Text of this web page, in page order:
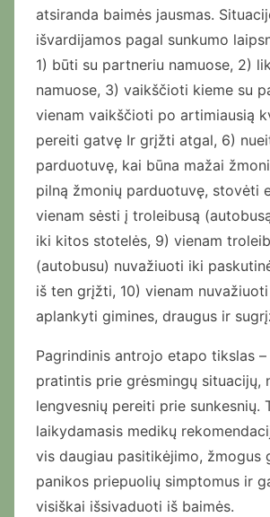
atsiranda baimės jausmas.
išvardijamos pagal sunkumo
1) būti su partneriu namuose, 2)
namuose, 3) vaikščioti kieme su
vienam vaikščioti po artimiausią
pereiti gatvę Ir grįžti atgal, 6)
parduotuvę, kai būna mažai
pilną žmonių parduotuvę, stovėti
vienam sėsti į troleibusą
iki kitos stotelės, 9) vienam
(autobusu) nuvažiuoti iki
iš ten grįžti, 10) vienam
aplankyti gimines, draugus ir
Pagrindinis antrojo etapo tikslas –
pratintis prie grėsmingų situacijų,
lengvesnių pereiti prie sunkesnių.
laikydamasis medikų
vis daugiau pasitikėjimo, žmogus
panikos priepuolių simptomus ir
visiškai išsivaduoti iš baimės.